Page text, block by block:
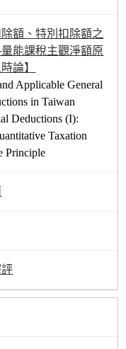
額、特別扣除額之
能課稅主觀淨額原
論】
Applicable General
in Taiwan
Deductions (I):
Taxation
Principle